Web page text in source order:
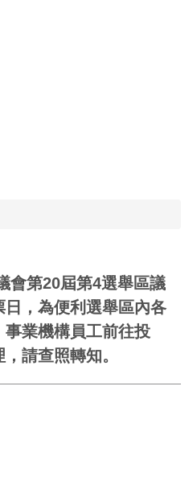
會第20屆第4選舉區議
日，為便利選舉區內各
業機構員工前往投
請查照轉知。